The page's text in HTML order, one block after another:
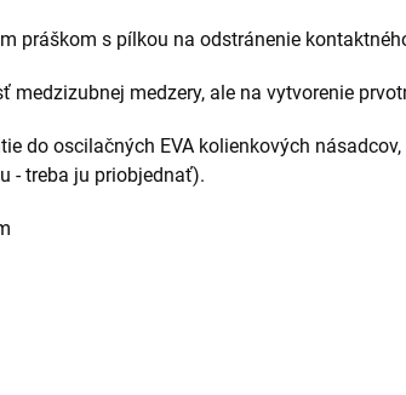
práškom s pílkou na odstránenie
medzizubnej medzery, ale na vytvorenie
do oscilačných EVA kolienkových
- treba ju priobjednať).